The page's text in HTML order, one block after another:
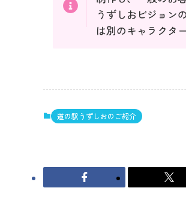
うずしおビジョン
は別のキャラクタ
道の駅うずしおのご紹介